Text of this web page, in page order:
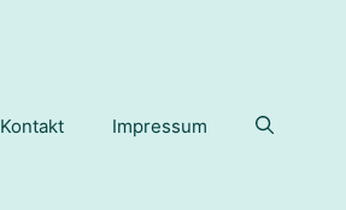
Kontakt Impressum